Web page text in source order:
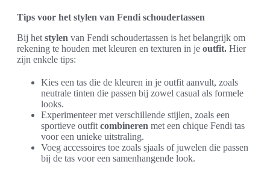
Tips voor het stylen van Fendi schoudertassen
Bij het stylen van Fendi schoudertassen is het belangrijk om
rekening te houden met kleuren en texturen in je outfit. Hier
zijn enkele tips:
Kies een tas die de kleuren in je outfit aanvult, zoals
neutrale tinten die passen bij zowel casual als formele
looks.
Experimenteer met verschillende stijlen, zoals een
sportieve outfit combineren met een chique Fendi tas
voor een unieke uitstraling.
Voeg accessoires toe zoals sjaals of juwelen die passen
bij de tas voor een samenhangende look.